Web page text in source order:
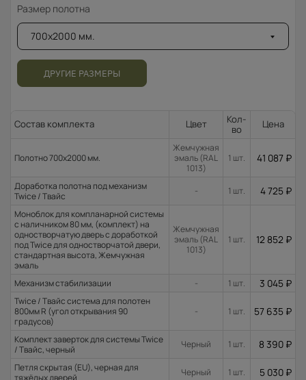
Размер полотна
700x2000 мм.
ДРУГИЕ РАЗМЕРЫ
Состав комплекта Цвет
Кол-
во
Цена
Полотно 700x2000 мм.
Жемчужная
эмаль (RAL
1013)
1 шт. 41 087 ₽
Доработка полотна под механизм
Twice / Твайс
- 1 шт. 4 725 ₽
Моноблок для компланарной системы
с наличником 80 мм, (комплект) на
одностворчатую дверь с доработкой
под Twice для одностворчатой двери,
стандартная высота, Жемчужная
эмаль
Жемчужная
эмаль (RAL
1013)
1 шт. 12 852 ₽
Механизм стабилизации - 1 шт. 3 045 ₽
Twice / Твайс система для полотен
800мм R (угол открывания 90
градусов)
- 1 шт. 57 635 ₽
Комплект заверток для системы Twice
/ Твайс, черный
Черный 1 шт. 8 390 ₽
Петля скрытая (EU), черная для
Черный 1 шт. 5 030 ₽